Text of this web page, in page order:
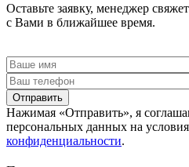
Оставьте заявку, менеджер
с Вами в ближайшее время.
Отправить
Нажимая «Отправить», я
персональных данных на
конфиденциальности.